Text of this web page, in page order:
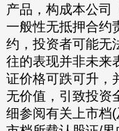
产品，构成本公司
一般性无抵押合约
约，投资者可能无
往的表现并非未来
证价格可跌可升，
无价值，引致投资
细参阅有关上市档